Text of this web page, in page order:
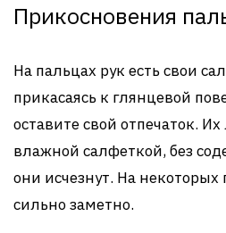
Прикосновения
На пальцах рук есть свои
прикасаясь к глянцевой
оставите свой отпечаток.
влажной салфеткой, без
они исчезнут. На некоторых
сильно заметно.